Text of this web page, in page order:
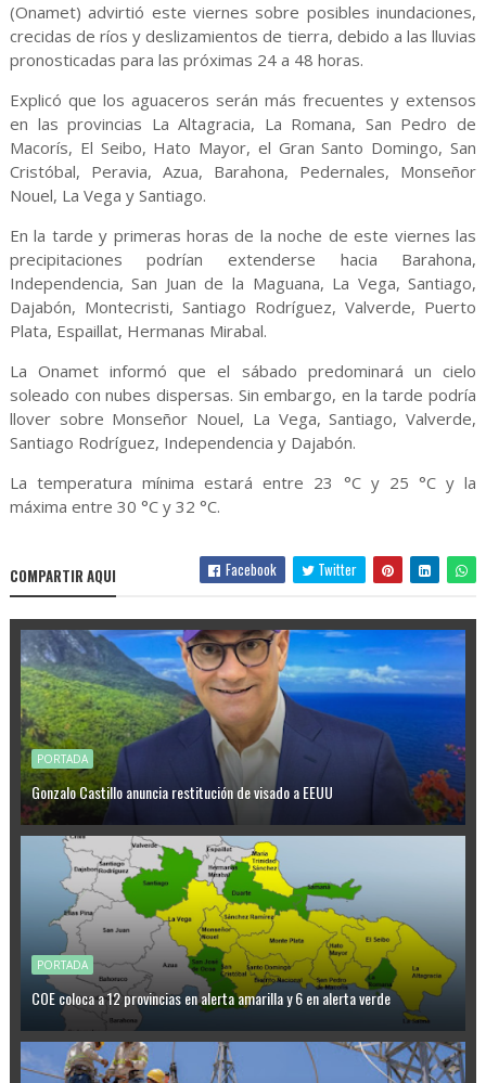
(Onamet) advirtió este viernes sobre posibles inundaciones,
crecidas de ríos y deslizamientos de tierra, debido a las lluvias
pronosticadas para las próximas 24 a 48 horas.
Explicó que los aguaceros serán más frecuentes y extensos
en las provincias La Altagracia, La Romana, San Pedro de
Macorís, El Seibo, Hato Mayor, el Gran Santo Domingo, San
Cristóbal, Peravia, Azua, Barahona, Pedernales, Monseñor
Nouel, La Vega y Santiago.
En la tarde y primeras horas de la noche de este viernes las
precipitaciones podrían extenderse hacia Barahona,
Independencia, San Juan de la Maguana, La Vega, Santiago,
Dajabón, Montecristi, Santiago Rodríguez, Valverde, Puerto
Plata, Espaillat, Hermanas Mirabal.
La Onamet informó que el sábado predominará un cielo
soleado con nubes dispersas. Sin embargo, en la tarde podría
llover sobre Monseñor Nouel, La Vega, Santiago, Valverde,
Santiago Rodríguez, Independencia y Dajabón.
La temperatura mínima estará entre 23 °C y 25 °C y la
máxima entre 30 °C y 32 °C.
COMPARTIR AQUI Facebook Twitter
PORTADA
Gonzalo Castillo anuncia restitución de visado a EEUU
PORTADA
COE coloca a 12 provincias en alerta amarilla y 6 en alerta verde